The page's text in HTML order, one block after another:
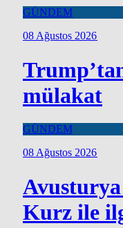
GÜNDEM
08 Ağustos 2026
mülakat
GÜNDEM
08 Ağustos 2026
Avusturya
Kurz ile